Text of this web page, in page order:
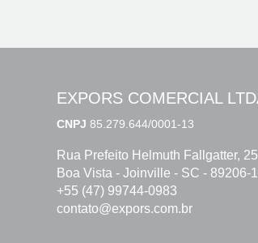
EXPORS COMERCIAL
CNPJ 85.279.644/0001-13
Rua Prefeito Helmuth Fallgatter,
Boa Vista - Joinville - SC - 89206-
+55 (47) 99744-0983
contato@expors.com.br